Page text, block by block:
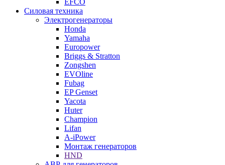
EFCO
Силовая техника
Электрогенераторы
Honda
Yamaha
Europower
Briggs & Stratton
Zongshen
EVOline
Fubag
EP Genset
Yacota
Huter
Champion
Lifan
A-iPower
Монтаж генераторов
HND